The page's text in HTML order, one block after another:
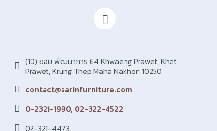
(10) ซอย พัฒนาการ 64 Khwaeng Prawet, Khet
Prawet, Krung Thep Maha Nakhon 10250
contact@sarinfurniture.com
0-2321-1990, 02-322-4522
02-321-4473